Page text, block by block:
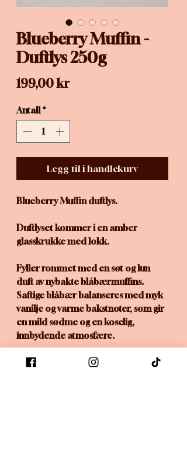
Blueberry Muffin -
Duftlys 250g
199,00 krPris
Antall *
Legg til i handlekurv
Blueberry Muffin duftlys.
Duftlyset kommer i en amber
glasskrukke med lokk.
Fyller rommet med en søt og lun
duft av nybakte blåbærmuffins.
Saftige blåbær balanseres med myk
vanilje og varme bakstnoter, som gir
en mild sødme og en koselig,
innbydende atmosfære.
Laget med raps og kokos,